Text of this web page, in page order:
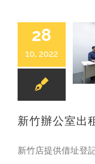
28
10, 2022
新竹辦公室出
新竹店提供借址登